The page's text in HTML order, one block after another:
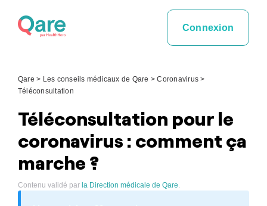
Connexion
Qare > Les conseils médicaux de Qare >Coronavirus >
Téléconsultation
Téléconsultation pour le
coronavirus : comment ça
marche ?
Contenu validé par la Direction médicale de Qare.